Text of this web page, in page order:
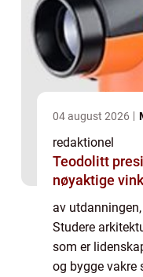
04 august 2026
redaktionel
Teodolitt presisjonsverktøyet for
nøyaktige
av
Studere
som er
og bygge vakre